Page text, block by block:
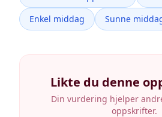
Enkel middag
Sunne
Likte du denne
Din vurdering hjelper
oppskrifter.